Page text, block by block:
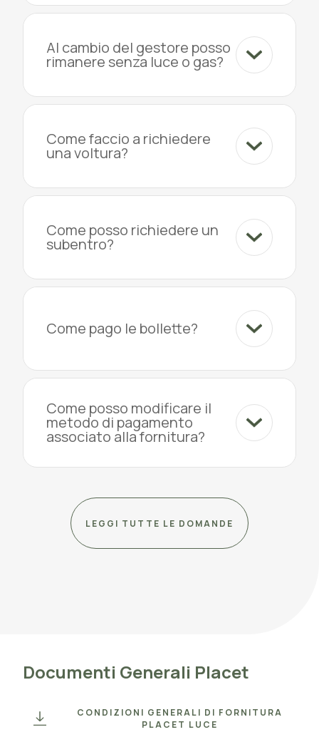
Al cambio del gestore posso
rimanere senza luce o gas?
Come faccio a richiedere
una voltura?
Come posso richiedere un
subentro?
Come pago le bollette?
Come posso modificare il
metodo di pagamento
associato alla fornitura?
LEGGI TUTTE LE DOMANDE
Documenti Generali Placet
CONDIZIONI GENERALI DI FORNITURA
PLACET LUCE